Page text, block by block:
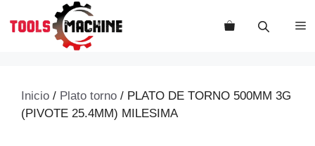
Inicio / Plato torno / PLATO DE TORNO 500MM 3G
(PIVOTE 25.4MM) MILESIMA